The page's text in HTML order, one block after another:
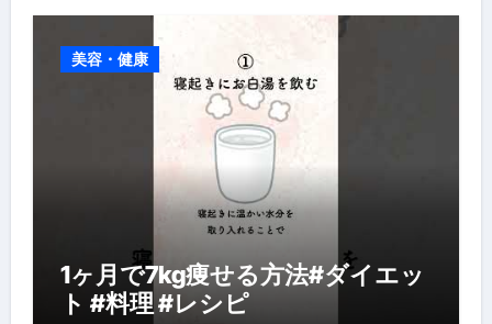
美容・健康
1ヶ月で7kg痩せる方法#ダイエッ
ト #料理 #レシピ